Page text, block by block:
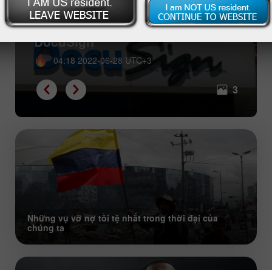
Con cưng của tháng 6 năm 2022:
cổ phiếu của Tesla, Apple và
DocuSign
04:18 2022-06-28 UTC+3
3
Những vụ vỡ nợ tồi tệ nhất trong thời đại của
chúng ta